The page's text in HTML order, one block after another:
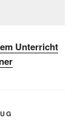
Unterricht